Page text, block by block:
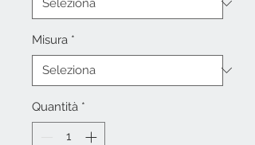
Misura *
Quantità *